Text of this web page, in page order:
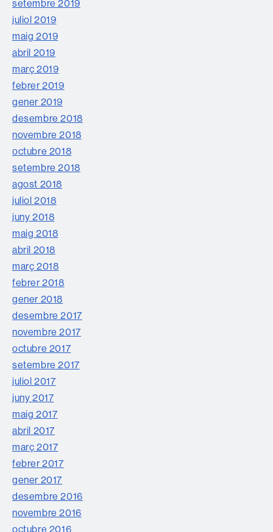
setembre 2019
juliol 2019
maig 2019
abril 2019
març 2019
febrer 2019
gener 2019
desembre 2018
novembre 2018
octubre 2018
setembre 2018
agost 2018
juliol 2018
juny 2018
maig 2018
abril 2018
març 2018
febrer 2018
gener 2018
desembre 2017
novembre 2017
octubre 2017
setembre 2017
juliol 2017
juny 2017
maig 2017
abril 2017
març 2017
febrer 2017
gener 2017
desembre 2016
novembre 2016
octubre 2016